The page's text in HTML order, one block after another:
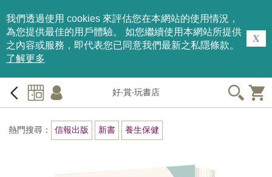
我們透過使用 cookies 來評估您在本網站的使用情況，
為您提供最佳的用戶體驗。 如您繼續使用本網站所提供
之內容或服務，即代表您已同意我們最新之私隱條款。
了解更多
X
好‧賞‧玩書店
熱門搜尋： 信報出版 新書 養生保健